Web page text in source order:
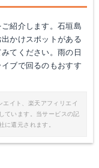
紹介します。石垣島
かけスポットがある
てください。雨の日
ブで回るのもおすす
イト、楽天アフィリエイ
ています。当サービスの記
に還元されます。